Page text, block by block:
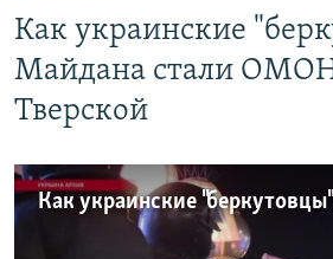
Как украинские
Майдана стали
Тверской